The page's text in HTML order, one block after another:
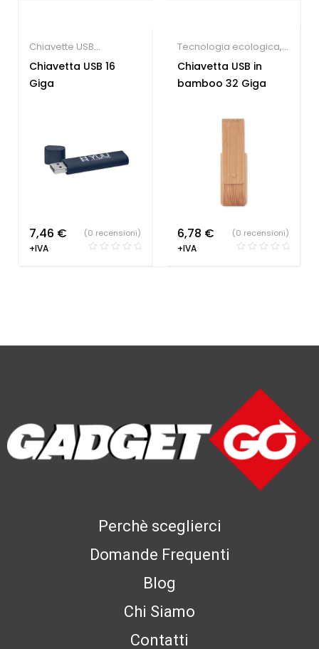
Chiavette USB
economiche
Chiavetta USB 16
Giga
7,46 €
+IVA
(0 recensioni)
Tecnologia ecologica,
Chiavette USB
economiche
Chiavetta USB in
bamboo 32 Giga
6,78 €
+IVA
(0 recensioni)
Perchè sceglierci
Domande Frequenti
Blog
Chi Siamo
Contatti